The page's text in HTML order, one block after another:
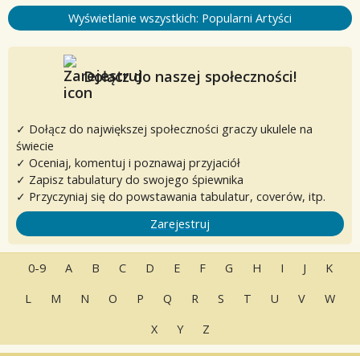
Wyświetlanie wszystkich: Popularni Artyści
Dołącz do naszej społeczności!
✓ Dołącz do największej społeczności graczy ukulele na
świecie
✓ Oceniaj, komentuj i poznawaj przyjaciół
✓ Zapisz tabulatury do swojego śpiewnika
✓ Przyczyniaj się do powstawania tabulatur, coverów, itp.
Zarejestruj
0-9 A B C D E F G H I J
K
L
M N O P Q R S T U V
W
X
Y Z